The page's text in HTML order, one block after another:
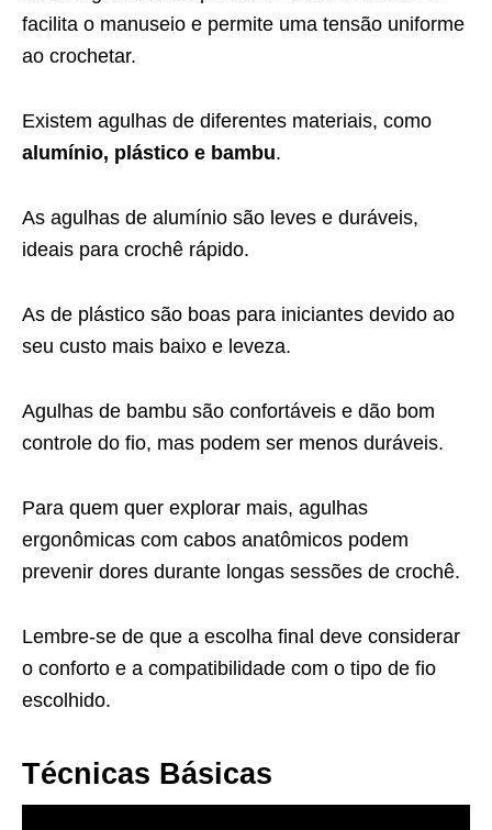
facilita o manuseio e permite uma tensão uniforme
ao crochetar.
Existem agulhas de diferentes materiais, como
alumínio, plástico e bambu.
As agulhas de alumínio são leves e duráveis,
ideais para crochê rápido.
As de plástico são boas para iniciantes devido ao
seu custo mais baixo e leveza.
Agulhas de bambu são confortáveis e dão bom
controle do fio, mas podem ser menos duráveis.
Para quem quer explorar mais, agulhas
ergonômicas com cabos anatômicos podem
prevenir dores durante longas sessões de crochê.
Lembre-se de que a escolha final deve considerar
o conforto e a compatibilidade com o tipo de fio
escolhido.
Técnicas Básicas